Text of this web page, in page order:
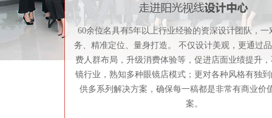
60余位名具有5年以上行业经验的资深设计团队，一
务、精准定位、量身打造。 不仅设计美观，更通过
费人群布局，升级消费体验等，促进店面业绩提升
镜行业，熟知多种眼镜店模式；更对各种风格有独
供多系列解决方案，确保每一稿都是非常有商业价
案。